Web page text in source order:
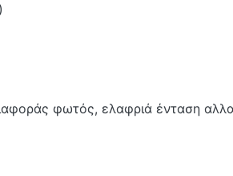
φωτός, ελαφριά ένταση